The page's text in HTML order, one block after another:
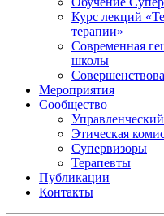
Курс лекций
терапии»
Современная
школы
Мероприятия
Сообщество
Этическая
Супервизоры
Терапевты
Публикации
Контакты